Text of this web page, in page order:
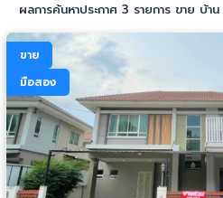
ผลการค้นหาประกาศ 3 รายการ ขาย บ้าน
ขาย
มือสอง